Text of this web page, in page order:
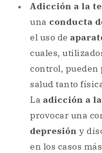
Adicción a la
una conducta
el uso de
cuales,
control, pueden
salud tanto
La adicción a
provocar una
depresión y
en los casos